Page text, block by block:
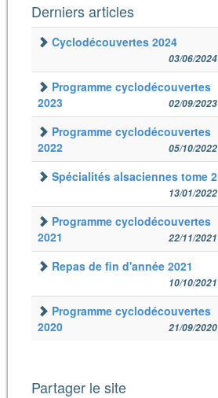
Derniers articles
Cyclodécouvertes 2024
03/06/2024
Programme cyclodécouvertes
2023
02/09/2023
Programme cyclodécouvertes
2022
05/10/2022
Spécialités alsaciennes tome 2
13/01/2022
Programme cyclodécouvertes
2021
22/11/2021
Repas de fin d'année 2021
10/10/2021
Programme cyclodécouvertes
2020
21/09/2020
Partager le site